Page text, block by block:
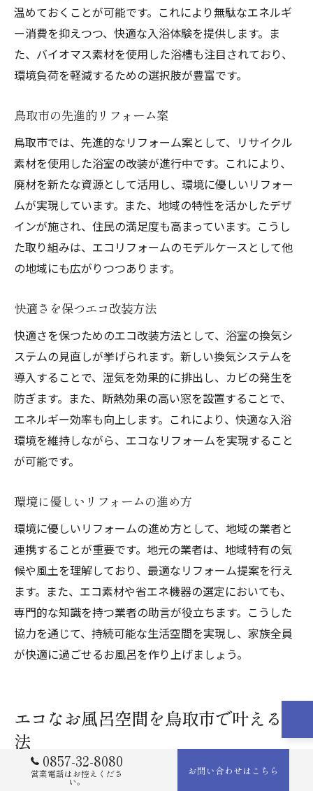
温めておくことが可能です。これにより無駄なエネルギ
ー消費を抑えつつ、快適な入浴体験を提供します。ま
た、バイオマス素材を使用した浴槽も注目されており、
環境負荷を軽減するための選択肢が豊富です。
鳥取市の先進的リフォーム案
鳥取市では、先進的なリフォーム案として、リサイクル
素材を使用した浴室の改装が進行中です。これにより、
廃材を新たな資源として活用し、環境に優しいリフォー
ムが実現しています。また、地域の特性を活かしたデザ
インが施され、住民の満足度も高まっています。こうし
た取り組みは、エコリフォームのモデルケースとして他
の地域にも広がりつつあります。
快適さを保つエコ改装方法
快適さを保つためのエコ改装方法として、浴室の換気シ
ステムの見直しが挙げられます。新しい換気システムを
導入することで、湿気を効果的に排出し、カビの発生を
防ぎます。また、断熱効果の高い窓を設置することで、
エネルギー効率も向上します。これにより、快適な入浴
環境を維持しながら、エコなリフォームを実現すること
が可能です。
環境に優しいリフォームの進め方
環境に優しいリフォームの進め方として、地域の業者と
連携することが重要です。地元の業者は、地域特有の気
候や風土を理解しており、最適なリフォーム提案を行え
ます。また、エコ素材や省エネ機器の選定においても、
専門的な知識を持つ業者の助言が役立ちます。こうした
協力を通じて、持続可能な生活空間を実現し、家族全員
が快適に過ごせるお風呂を作り上げましょう。
エコなお風呂空間を鳥取市で叶える方
法
0857-32-8080
営業電話はお控えくださ
い。
お問い合わせはこちら